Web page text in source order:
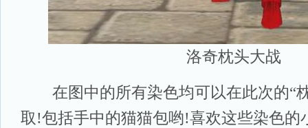
洛奇枕头大战
在图中的所有染色均可以在此次的“
取!包括手中的猫猫包哟!喜欢这些染色的